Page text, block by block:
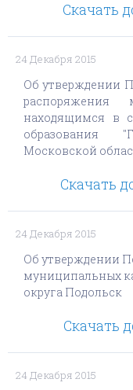
Скачать
24 Декабря 2015
Об утверждении
распоряжения
находящимся в
образования
Московской
Скачать
24 Декабря 2015
Об утверждении
муниципальных
округа Подольск
Скачать
24 Декабря 2015